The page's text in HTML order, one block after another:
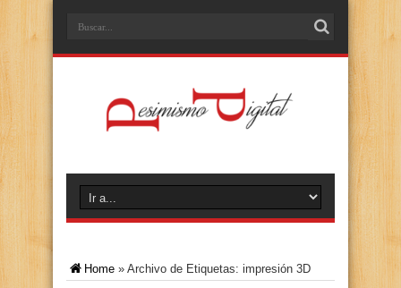
Home » Archivo de Etiquetas: impresión 3D